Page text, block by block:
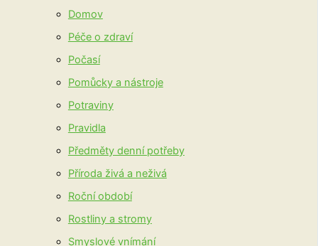
Domov
Péče o zdraví
Počasí
Pomůcky a nástroje
Potraviny
Pravidla
Předměty denní potřeby
Příroda živá a neživá
Roční období
Rostliny a stromy
Smyslové vnímání